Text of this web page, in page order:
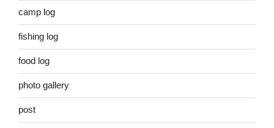
camp log
fishing log
food log
photo gallery
post